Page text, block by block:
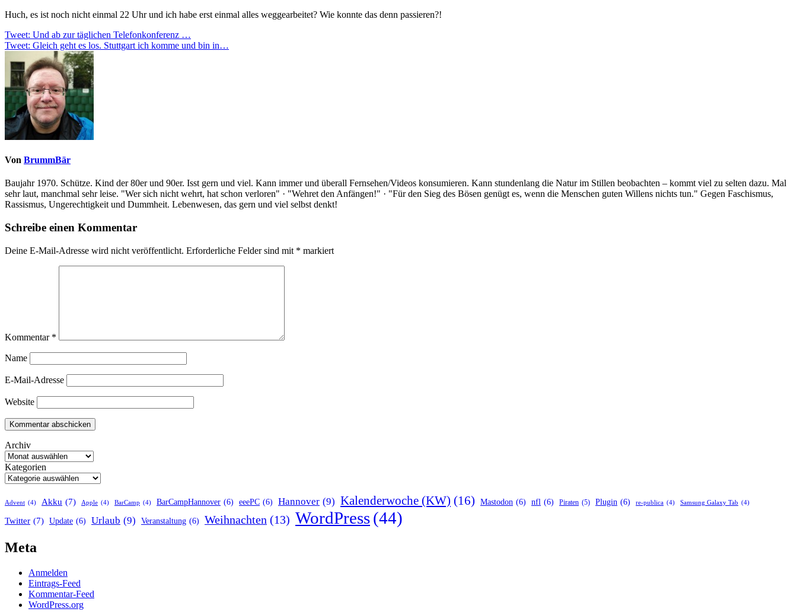
Huch, es ist noch nicht einmal 22 Uhr und ich habe erst einmal alles weggearbeitet? Wie konnte das denn passieren?!
Beitragsnavigation
Tweet: Und ab zur täglichen Telefonkonferenz …
Tweet: Gleich geht es los. Stuttgart ich komme und bin in…
Von BrummBär
Baujahr 1970. Schütze. Kind der 80er und 90er. Isst gern und viel. Kann immer und überall Fernsehen/Videos konsumieren. Kann stundenlang die Natur im Stillen beobachten – kommt viel zu selten dazu. Mal
sehr laut, manchmal sehr leise. "Wer sich nicht wehrt, hat schon verloren" · "Wehret den Anfängen!" · "Für den Sieg des Bösen genügt es, wenn die Menschen guten Willens nichts tun." Gegen Faschismus,
Rassismus, Ungerechtigkeit und Dummheit. Lebenwesen, das gern und viel selbst denkt!
Schreibe einen Kommentar
Deine E-Mail-Adresse wird nicht veröffentlicht. Erforderliche Felder sind mit * markiert
Kommentar *
Name
E-Mail-Adresse
Website
Archiv
Kategorien
Advent (4) Akku (7) Apple (4) BarCamp (4) BarCampHannover (6) eeePC (6) Hannover (9) Kalenderwoche (KW) (16) Mastodon (6) nfl (6) Piraten (5) Plugin (6) re-publica (4) Samsung Galaxy Tab (4)
Twitter (7) Update (6) Urlaub (9) Veranstaltung (6) Weihnachten (13) WordPress(44)
Meta
Anmelden
Eintrags-Feed
Kommentar-Feed
WordPress.org